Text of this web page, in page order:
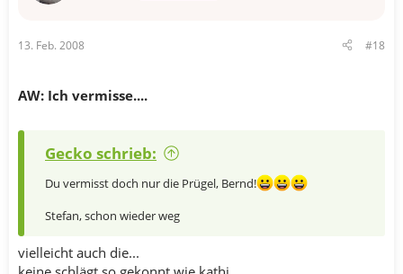
13. Feb. 2008 #18
AW: Ich vermisse....
Gecko schrieb:
Du vermisst doch nur die Prügel, Bernd!
Stefan, schon wieder weg
vielleicht auch die...